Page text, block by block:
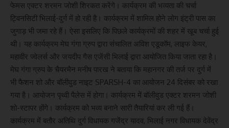
फेमस एक्टर शरमन जोशी शिरकत करेंगे। कार्यक्रम की भव्यता की चर्चा
ट्विनसिटी भिलाई-दुर्ग में हो रही है। कार्यक्रम में शामिल होने लोग इंट्री पास का
जुगाड़ भी जमा रहे हैं। ऐसा इसलिए कि पिछले कार्यक्रमों की शहर में खूब चर्चा हुई
थी। यह कार्यक्रम मेघ गंगा ग्रुप द्वारा संचालित अविश एडूकॉम, लाइफ केयर,
महावीर ज्वेलर्स और जयदीप गैस एजेंसी भिलाई द्वारा आयोजित किया जाता रहा है।
मेघ गंगा ग्रुप के चैयरमैन मनीष पारख ने बताया कि महानगर की तर्ज पर दुर्ग में
भी फैशन शो और बॉलीवुड नाइट SPARSH-4 का आयोजन 24 दिसंबर को रखा
गया है। आयोजन पृथ्वी पैलेस में होगा। कार्यक्रम में बॉलीवुड एक्टर शरमन जोशी
शो-स्टापर होंगे। कार्यक्रम को भव्य बनाने सारी तैयारियां कर ली गई हैं।
कार्यक्रम में बतौर अतिथि दुर्ग विधायक गजेंद्र यादव, भिलाई नगर विधायक देवेंद्र